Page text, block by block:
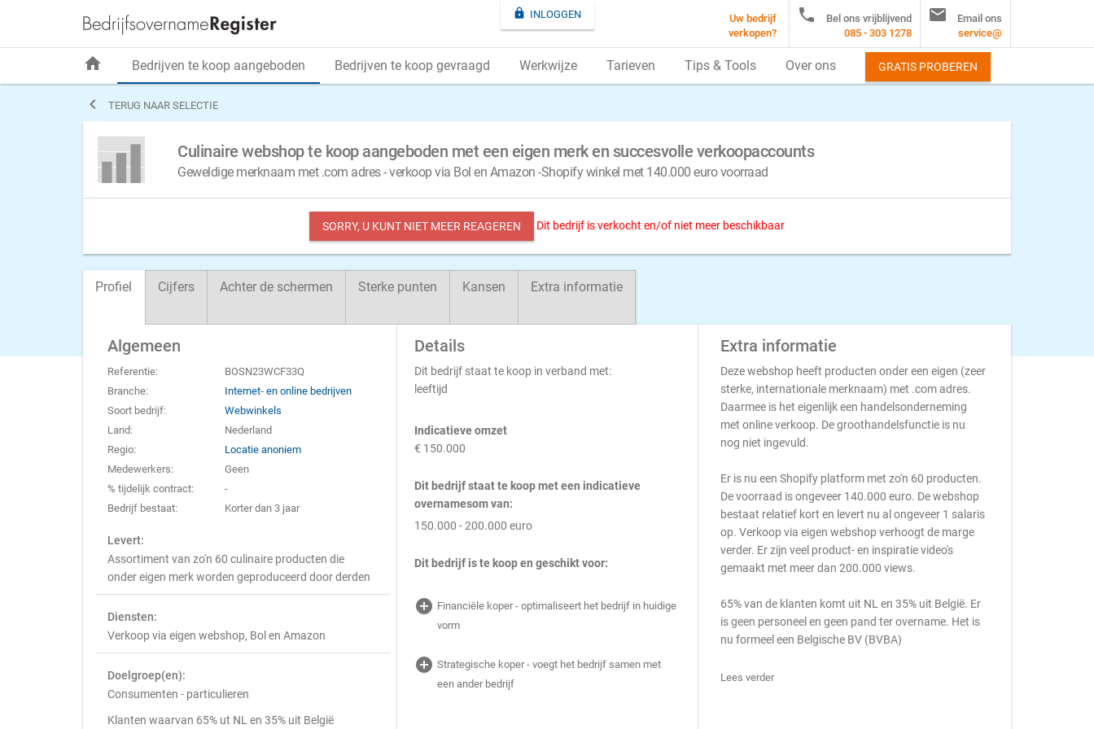
 TERUG NAAR SELECTIE
Culinaire webshop te koop aangeboden met een eigen merk en succesvolle verkoopaccounts
Geweldige merknaam met .com adres - verkoop via Bol en Amazon -Shopify winkel met 140.000 euro voorraad
SORRY, U KUNT NIET MEER REAGEREN Dit bedrijf is verkocht en/of niet meer beschikbaar
Profiel Cijfers Achter de schermen Sterke punten Kansen Extra informatie
Algemeen
Referentie:
BOSN23WCF33Q
Branche:
Internet- en online bedrijven
Soort bedrijf:
Webwinkels
Land:
Nederland
Regio:
Locatie anoniem
Medewerkers:
Geen
% tijdelijk contract:
-
Bedrijf bestaat:
Korter dan 3 jaar
Levert:
Assortiment van zo'n 60 culinaire producten die
onder eigen merk worden geproduceerd door derden
Diensten:
Verkoop via eigen webshop, Bol en Amazon
Doelgroep(en):
Consumenten - particulieren
Klanten waarvan 65% ut NL en 35% uit België
Details
Dit bedrijf staat te koop in verband met:
leeftijd
Indicatieve omzet
€ 150.000
Dit bedrijf staat te koop met een indicatieve
overnamesom van:
150.000 - 200.000 euro
Dit bedrijf is te koop en geschikt voor:
add_circle Financiële koper - optimaliseert het bedrijf in huidige
vorm
add_circle Strategische koper - voegt het bedrijf samen met
een ander bedrijf
Extra informatie
Deze webshop heeft producten onder een eigen (zeer
sterke, internationale merknaam) met .com adres.
Daarmee is het eigenlijk een handelsonderneming
met online verkoop. De groothandelsfunctie is nu
nog niet ingevuld.
Er is nu een Shopify platform met zo'n 60 producten.
De voorraad is ongeveer 140.000 euro. De webshop
bestaat relatief kort en levert nu al ongeveer 1 salaris
op. Verkoop via eigen webshop verhoogt de marge
verder. Er zijn veel product- en inspiratie video's
gemaakt met meer dan 200.000 views.
65% van de klanten komt uit NL en 35% uit België. Er
is geen personeel en geen pand ter overname. Het is
nu formeel een Belgische BV (BVBA)
Lees verder
 INLOGGEN
Uw bedrijf
verkopen?

Bel ons vrijblijvend
085 - 303 1278

Email ons
service@
home Bedrijven te koop aangeboden Bedrijven te koop gevraagd Werkwijze Tarieven Tips & Tools Over ons GRATIS PROBEREN